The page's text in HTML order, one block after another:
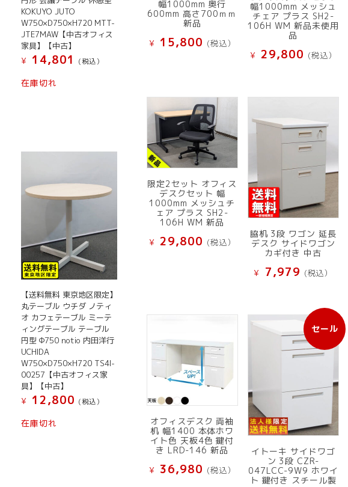
KOKUYO JUTO
W750×D750×H720 MTT-
JTE7MAW【中古オフィス
家具】【中古】
¥
14,801 (税込）
在庫切れ
【送料無料 東京地区限定】
丸テーブル ウチダ ノティ
オ カフェテーブル ミーテ
ィングテーブル テーブル
円型 Φ750 notio 内田洋行
UCHIDA
W750×D750×H720 TS4I-
00257【中古オフィス家
具】【中古】
¥
12,800 (税込）
在庫切れ
幅1000mm 奥行
600mm 高さ700ｍｍ
新品
¥ 15,800 (税込）
幅1000mm メッシュ
チェア プラス SH2-
106H WM 新品未使用
品
¥ 29,800 (税込）
限定2セット オフィス
デスクセット 幅
1000mm メッシュチ
ェア プラス SH2-
106H WM 新品
¥ 29,800 (税込）
脇机 3段 ワゴン 延長
デスク サイドワゴン
カギ付き 中古
¥ 7,979 (税込）
オフィスデスク 両袖
机 幅1400 本体ホワ
イト色 天板4色 鍵付
き LRD-146 新品
¥ 36,980 (税込）
セール
販
売
中
品
イトーキ サイドワゴ
ン 3段 CZR-
047LCC-9W9 ホワイ
ト 鍵付き スチール製